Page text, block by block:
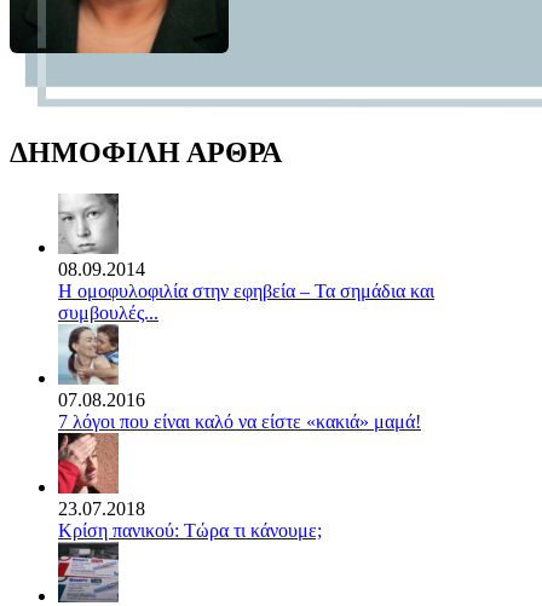
ΔΗΜΟΦΙΛΗ ΑΡΘΡΑ
08.09.2014
Η ομοφυλοφιλία στην εφηβεία – Τα σημάδια και
συμβουλές...
07.08.2016
7 λόγοι που είναι καλό να είστε «κακιά» μαμά!
23.07.2018
Κρίση πανικού: Τώρα τι κάνουμε;